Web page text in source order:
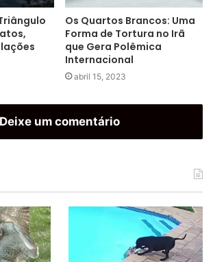
Os Quartos Brancos: Uma
Forma de Tortura no Irã
que Gera Polêmica
Internacional
abril 15, 2023
Deixe um comentário